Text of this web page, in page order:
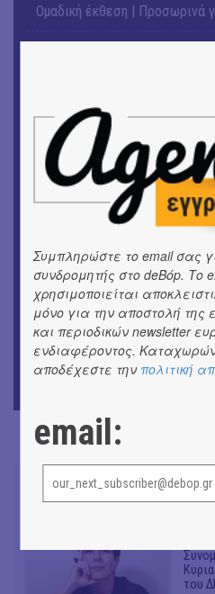
Ομαδική έκθεση | Προσωρινά
Θανάσης Λάλας-Κώστας
εικόνες και λέξεις
ΘΕΑΤΡΟ / ΧΟΡΟΣ
«Μήδεια» του Ευριπίδη |
9o Φεστιβάλ Στρογγύλη στη
ΘΕΑΤΡΟ / ΧΟΡΟΣ
«Ίων» του Ευρυπίδη
ΜΟΥΣΙΚΗ
Οι Λόγος Τιμής σε
του
Συμπληρώστε το email σας
συνδρομητής στο deBόp. Το
χρησιμοποιείται
μόνο για την αποστολή της
και περιοδικών newsletter
ενδιαφέροντος.
αποδέχεστε την πολιτική
email: